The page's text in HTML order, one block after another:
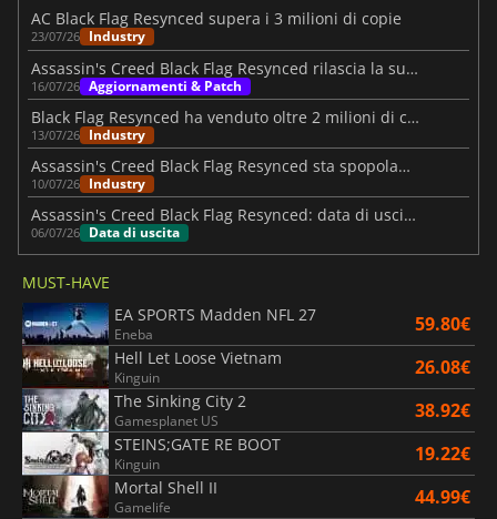
AC Black Flag Resynced supera i 3 milioni di copie
23/07/26 Industry
Assassin's Creed Black Flag Resynced rilascia la sua prima patch importante
16/07/26 Aggiornamenti & Patch
Black Flag Resynced ha venduto oltre 2 milioni di copie al momento del lancio
13/07/26 Industry
Assassin's Creed Black Flag Resynced sta spopolando su Steam
10/07/26 Industry
Assassin's Creed Black Flag Resynced: data di uscita mondiale
06/07/26 Data di uscita
MUST-HAVE
EA SPORTS Madden NFL 27
Eneba 59.80€
Hell Let Loose Vietnam
Kinguin 26.08€
The Sinking City 2
Gamesplanet US 38.92€
STEINS;GATE RE BOOT
Kinguin 19.22€
Mortal Shell II
Gamelife 44.99€